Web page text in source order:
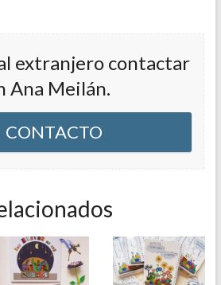
extranjero contactar
Ana Meilán.
CONTACTO